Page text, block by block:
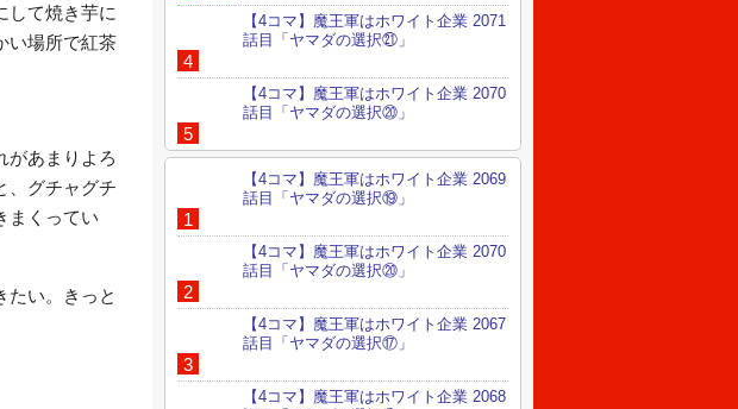
して焼き芋に
い場所で紅茶
があまりよろ
、グチャグチ
まくってい
たい。きっと
【4コマ】魔王軍はホワイト企業 2071
話目「ヤマダの選択㉑」
【4コマ】魔王軍はホワイト企業 2070
話目「ヤマダの選択⑳」
【4コマ】魔王軍はホワイト企業 2069
話目「ヤマダの選択⑲」
【4コマ】魔王軍はホワイト企業 2070
話目「ヤマダの選択⑳」
【4コマ】魔王軍はホワイト企業 2067
話目「ヤマダの選択⑰」
【4コマ】魔王軍はホワイト企業 2068